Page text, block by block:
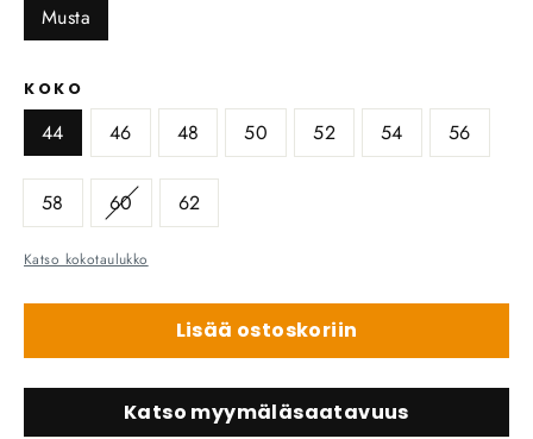
Musta
KOKO
44 46 48 50 52 54 56
58 60 62
Katso kokotaulukko
Lisää ostoskoriin
Katso myymäläsaatavuus